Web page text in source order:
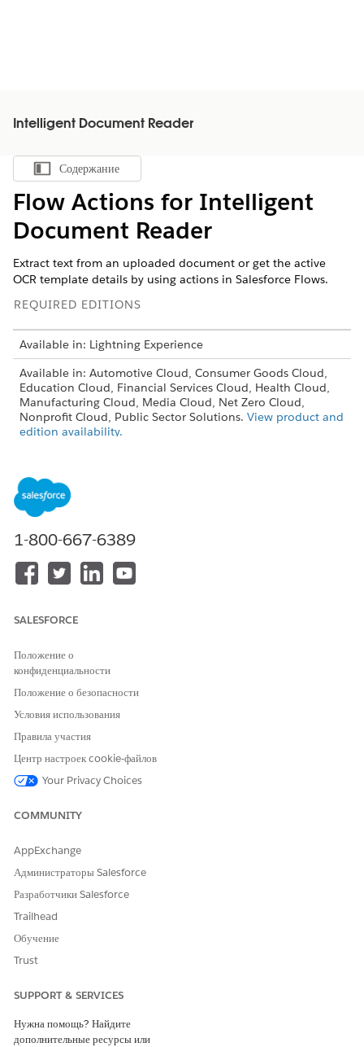
Intelligent Document Reader
Показать содержание
Содержание
Flow Actions for Intelligent
Document Reader
Extract text from an uploaded document or get the active
OCR template details by using actions in Salesforce Flows.
REQUIRED EDITIONS
Available in: Lightning Experience
Available in: Automotive Cloud, Consumer Goods Cloud,
Education Cloud, Financial Services Cloud, Health Cloud,
Manufacturing Cloud, Media Cloud, Net Zero Cloud,
Nonprofit Cloud, Public Sector Solutions. View product and
edition availability.
Intelligent Document Reader add-on license.
For more information, see
1-800-667-6389
SALESFORCE
Положение о
конфиденциальности
Положение о безопасности
Условия использования
Правила участия
Центр настроек cookie-файлов
Your Privacy Choices
COMMUNITY
AppExchange
Администраторы Salesforce
Разработчики Salesforce
Trailhead
Обучение
Trust
SUPPORT & SERVICES
Нужна помощь? Найдите
дополнительные ресурсы или